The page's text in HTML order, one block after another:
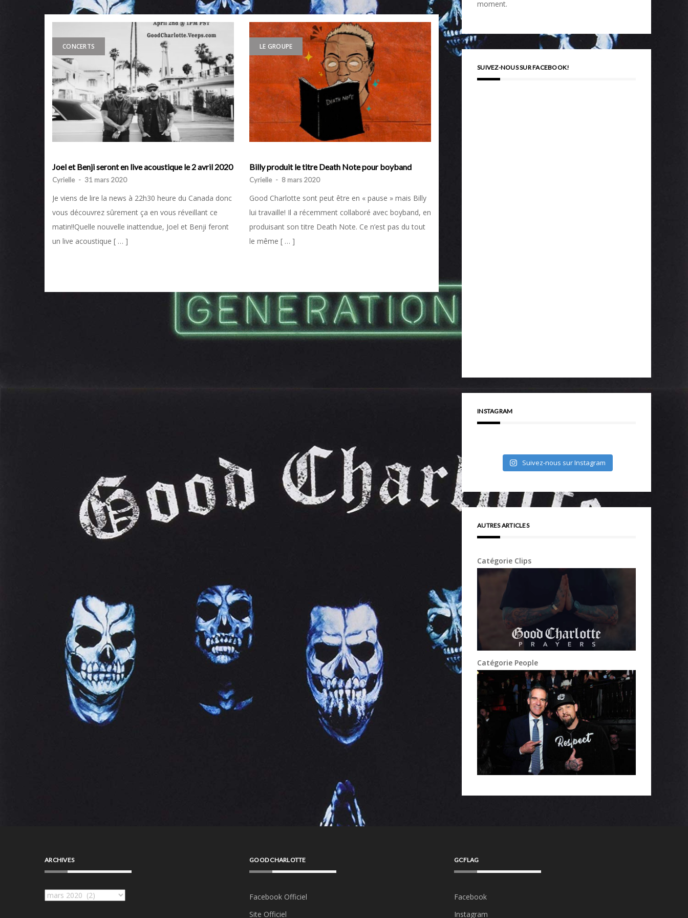
CONCERTS
Joel et Benji seront en live acoustique le 2 avril 2020
Cyrielle - 31 mars 2020
Je viens de lire la news à 22h30 heure du Canada donc
vous découvrez sûrement ça en vous réveillant ce
matin!!Quelle nouvelle inattendue, Joel et Benji feront
un live acoustique [ … ]
LE GROUPE
Billy produit le titre Death Note pour boyband
Cyrielle - 8 mars 2020
Good Charlotte sont peut être en « pause » mais Billy
lui travaille! Il a récemment collaboré avec boyband, en
produisant son titre Death Note. Ce n’est pas du tout
le même [ … ]
moment.
SUIVEZ-NOUS SUR FACEBOOK!
INSTAGRAM
Suivez-nous sur Instagram
AUTRES ARTICLES
Catégorie Clips
Catégorie People
ARCHIVES
Archives
GOOD CHARLOTTE
Facebook Officiel
Site Officiel
GCFLAG
Facebook
Instagram